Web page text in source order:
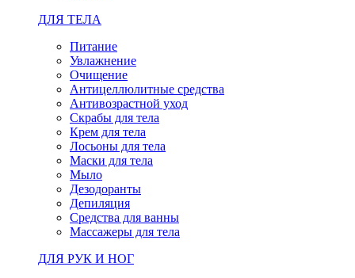
ДЛЯ ТЕЛА
Питание
Увлажнение
Очищение
Антицеллюлитные средства
Антивозрастной уход
Скрабы для тела
Крем для тела
Лосьоны для тела
Маски для тела
Мыло
Дезодоранты
Депиляция
Средства для ванны
Массажеры для тела
ДЛЯ РУК И НОГ